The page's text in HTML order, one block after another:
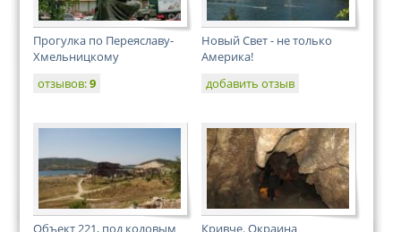
Прогулка по Переяславу-
Хмельницкому
отзывов:9
Новый Свет - не только
Америка!
добавить отзыв
Объект 221, под кодовым
Кривче. Окраина